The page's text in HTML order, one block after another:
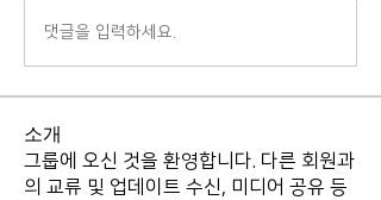
댓글을 입력하세요.
소개
그룹에 오신 것을 환영합니다. 다른 회원과
의 교류 및 업데이트 수신, 미디어 공유 등